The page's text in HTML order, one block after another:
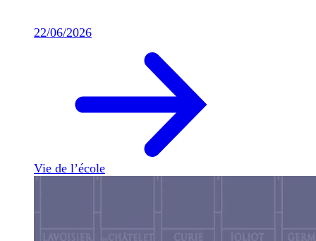
22/06/2026
Vie de l’école